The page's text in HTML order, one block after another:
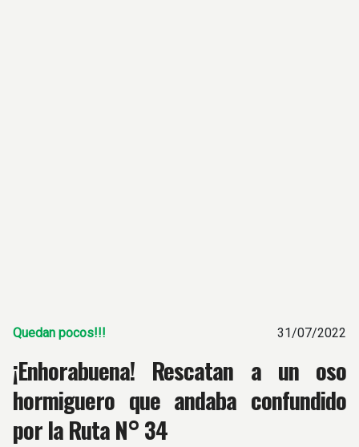
Quedan pocos!!! 31/07/2022
¡Enhorabuena! Rescatan a un oso
hormiguero que andaba confundido
por la Ruta N° 34